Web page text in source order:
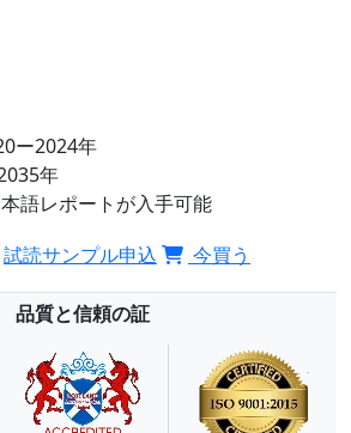
ー2024年
年
語レポートが入手可能
試読サンプル申込 今買う
品質と信頼の証